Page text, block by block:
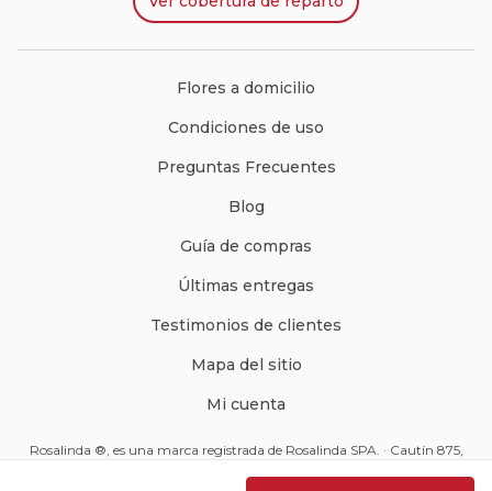
Flores a domicilio
Condiciones de uso
Preguntas Frecuentes
Blog
Guía de compras
Últimas entregas
Testimonios de clientes
Mapa del sitio
Mi cuenta
Rosalinda ®, es una marca registrada de Rosalinda SPA. · Cautín 875,